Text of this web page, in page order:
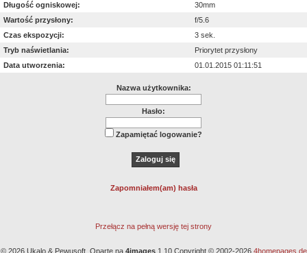
Długość ogniskowej:
30mm
Wartość przysłony:
f/5.6
Czas ekspozycji:
3 sek.
Tryb naświetlania:
Priorytet przysłony
Data utworzenia:
01.01.2015 01:11:51
Nazwa użytkownika:
Hasło:
Zapamiętać logowanie?
Zapomniałem(am) hasła
Przełącz na pełną wersję tej strony
© 2026 Ukalo & Pewusoft. Oparte na 4images1.10 Copyright © 2002-2026 4homepages.de